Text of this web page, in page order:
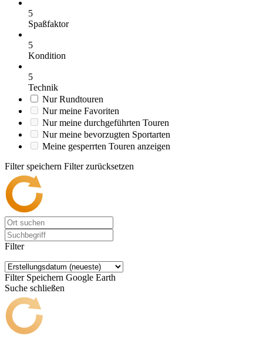
5
Spaßfaktor
5
Kondition
5
Technik
Nur Rundtouren
Nur meine Favoriten
Nur meine durchgeführten Touren
Nur meine bevorzugten Sportarten
Meine gesperrten Touren anzeigen
Filter speichern Filter zurücksetzen
Filter
Filter Speichern Google Earth
Suche schließen